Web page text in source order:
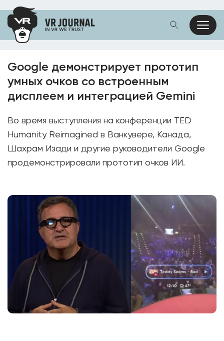
Google демонстрирует прототип
умных очков со встроенным
дисплеем и интеграцией Gemini
Во время выступления на конференции TED
Humanity Reimagined в Ванкувере, Канада,
Шахрам Изади и другие руководители Google
продемонстрировали прототип очков ИИ.